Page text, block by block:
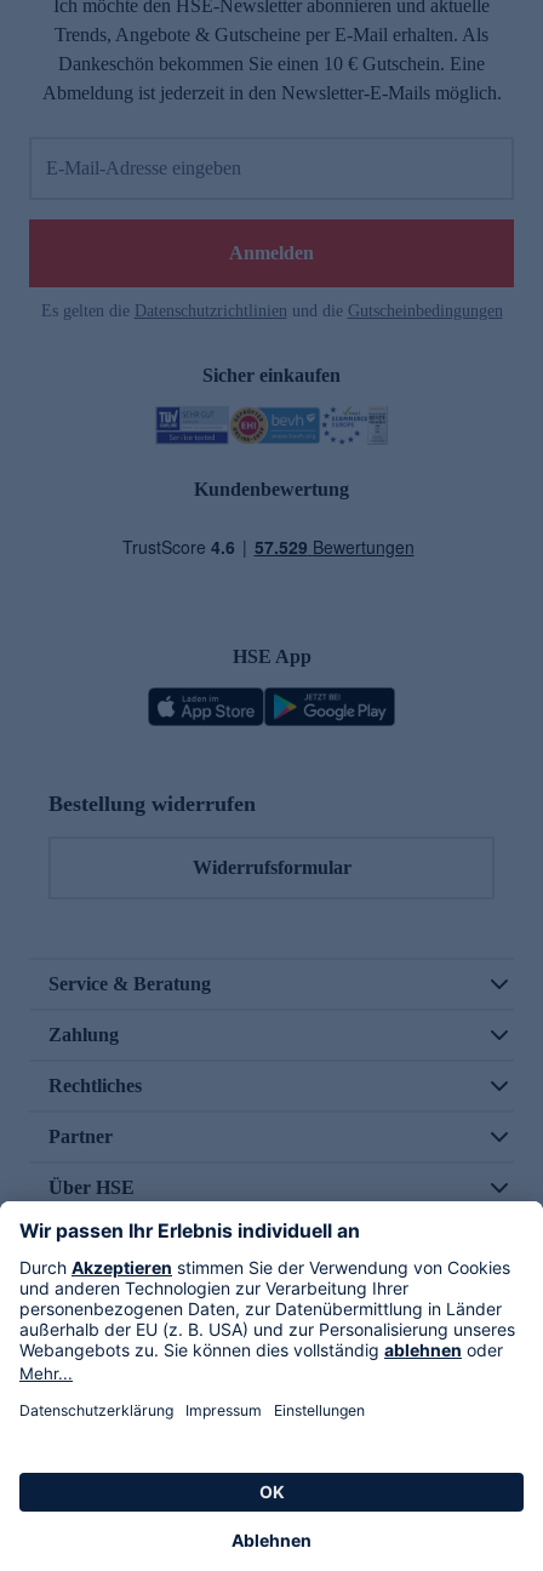
Ich möchte den HSE-Newsletter abonnieren und aktuelle
Trends, Angebote & Gutscheine per E-Mail erhalten. Als
Dankeschön bekommen Sie einen 10 € Gutschein. Eine
Abmeldung ist jederzeit in den Newsletter-E-Mails möglich.
E-Mail-Adresse eingeben
Anmelden
Es gelten die Datenschutzrichtlinien und die Gutscheinbedingungen
Sicher einkaufen
Kundenbewertung
HSE App
Bestellung widerrufen
Widerrufsformular
Service & Beratung
Zahlung
Rechtliches
Partner
Über HSE
Im TV
HSE International